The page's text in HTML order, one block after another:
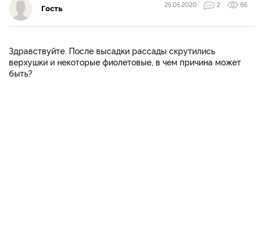
Гость 25.05.2020 2 65
Здравствуйте. После высадки рассады скрутились
верхушки и некоторые фиолетовые, в чем причина может
быть?